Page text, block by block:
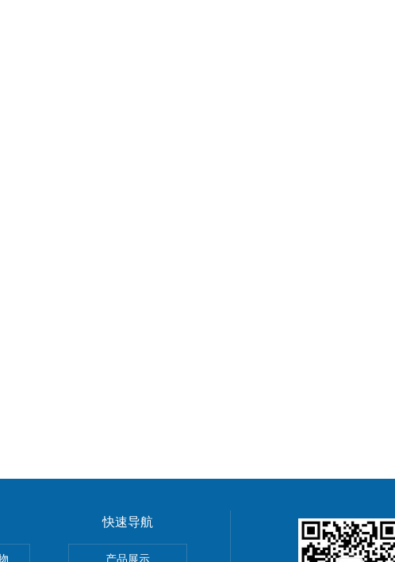
制药GMP车间净化工程装修标准有哪些 无菌室|净化工程
快速导航
产品展示